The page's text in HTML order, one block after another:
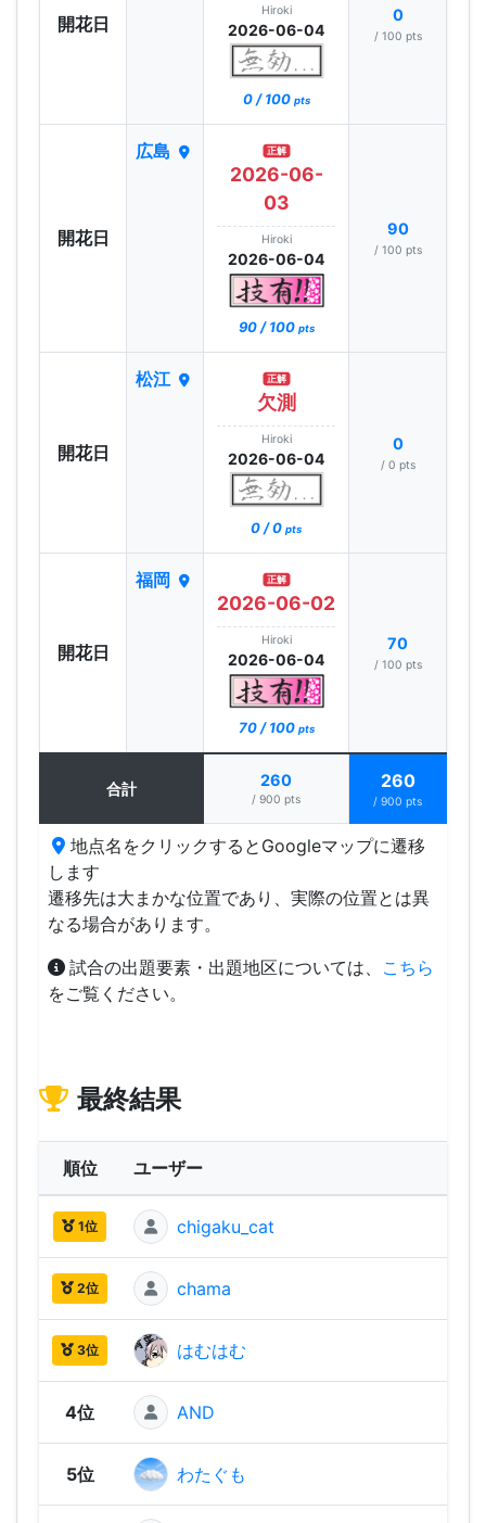
開花日
Hiroki
2026-06-04
0 / 100 pts
0
/ 100 pts
開花日
広島 正解
2026-06-
03
Hiroki
2026-06-04
90 / 100 pts
90
/ 100 pts
開花日
松江 正解
欠測
Hiroki
2026-06-04
0 / 0 pts
0
/ 0 pts
開花日
福岡 正解
2026-06-02
Hiroki
2026-06-04
70 / 100 pts
70
/ 100 pts
合計 260
/ 900 pts
260
/ 900 pts
地点名をクリックするとGoogleマップに遷移
します
遷移先は大まかな位置であり、実際の位置とは異
なる場合があります。
試合の出題要素・出題地区については、 こちら
をご覧ください。
最終結果
順位 ユーザー
1位 chigaku_cat
2位 chama
3位 はむはむ
4位 AND
5位 わたぐも